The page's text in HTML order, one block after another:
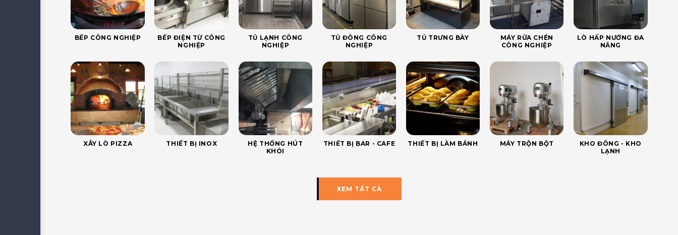
BẾP CÔNG NGHIỆP
BẾP ĐIỆN TỪ CÔNG
NGHIỆP
TỦ LẠNH CÔNG
NGHIỆP
TỦ ĐÔNG CÔNG
NGHIỆP
TỦ TRƯNG BÀY
MÁY RỬA CHÉN
CÔNG NGHIỆP
LÒ HẤP NƯỚNG ĐA
NĂNG
XÂY LÒ PIZZA THIẾT BỊ INOX
HỆ THỐNG HÚT
KHÓI
THIẾT BỊ BAR - CAFE THIẾT BỊ LÀM BÁNH MÁY TRỘN BỘT
KHO ĐÔNG - KHO
LẠNH
XEM TẤT CẢ